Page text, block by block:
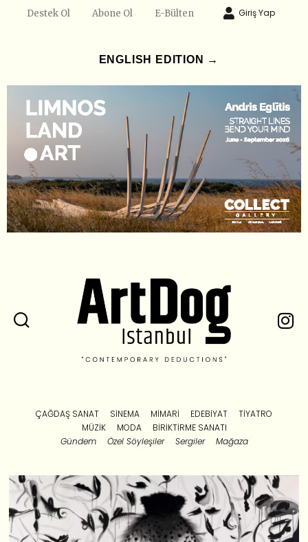
Destek Ol Abone Ol E-Bülten Giriş Yap
ENGLISH EDITION →
ÇAĞDAŞ SANAT SINEMA MIMARI EDEBIYAT
TIYATRO
MÜZIK
MODA
BIRIKTIRME SANATI
Gündem
Özel Söyleşiler Sergiler Mağaza